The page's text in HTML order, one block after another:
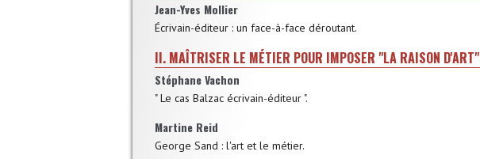
Jean-Yves Mollier
Écrivain-éditeur : un face-à-face déroutant.
II. MAÎTRISER LE MÉTIER POUR IMPOSER "LA RAISON D'ART"
Stéphane Vachon
" Le cas Balzac écrivain-éditeur ".
Martine Reid
George Sand : l'art et le métier.